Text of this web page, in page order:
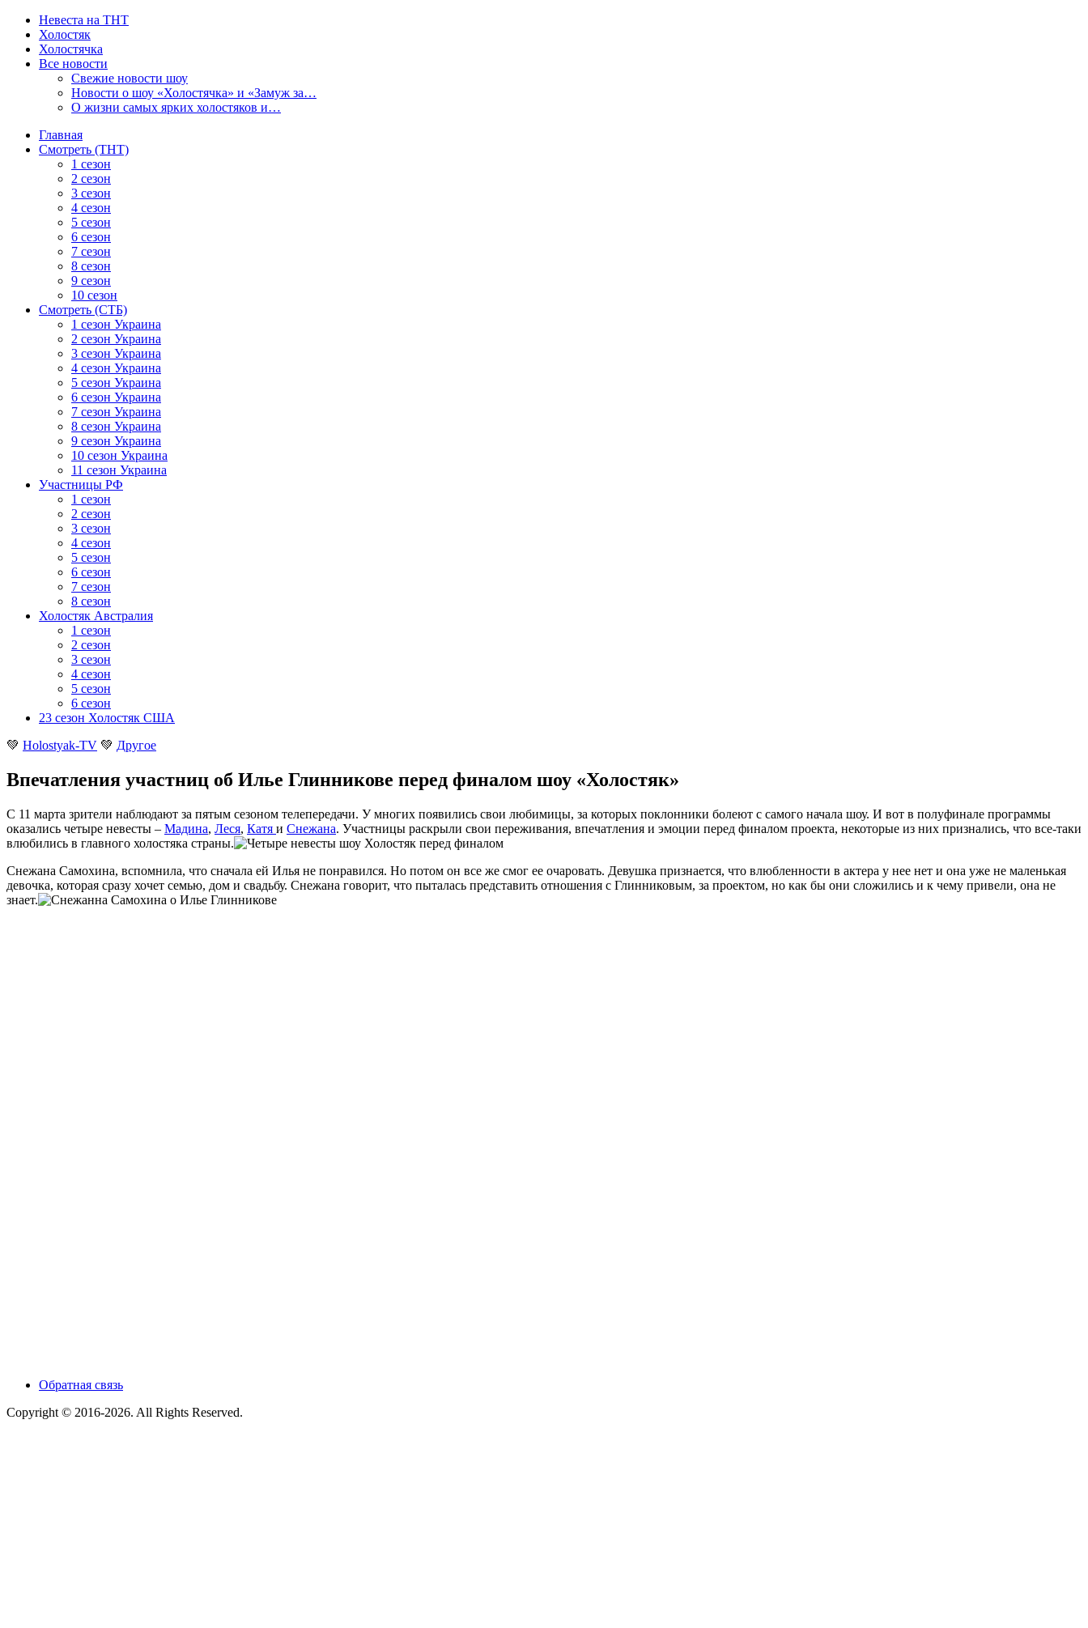
Невеста на ТНТ
Холостяк
Холостячка
Все новости
Свежие новости шоу
Новости о шоу «Холостячка» и «Замуж за…
О жизни самых ярких холостяков и…
Главная
Смотреть (ТНТ)
1 сезон
2 сезон
3 сезон
4 сезон
5 сезон
6 сезон
7 сезон
8 сезон
9 сезон
10 сезон
Смотреть (СТБ)
1 сезон Украина
2 сезон Украина
3 сезон Украина
4 сезон Украина
5 сезон Украина
6 сезон Украина
7 сезон Украина
8 сезон Украина
9 сезон Украина
10 сезон Украина
11 сезон Украина
Участницы РФ
1 сезон
2 сезон
3 сезон
4 сезон
5 сезон
6 сезон
7 сезон
8 сезон
Холостяк Австралия
1 сезон
2 сезон
3 сезон
4 сезон
5 сезон
6 сезон
23 сезон Холостяк США
💚 Holostyak-TV 💚 Другое
Впечатления участниц об Илье Глинникове перед финалом шоу «Холостяк»
С 11 марта зрители наблюдают за пятым сезоном телепередачи. У многих появились свои любимицы, за которых поклонники болеют с самого начала шоу. И вот в полуфинале программы
оказались четыре невесты – Мадина, Леся, Катя и Снежана. Участницы раскрыли свои переживания, впечатления и эмоции перед финалом проекта, некоторые из них признались, что все-таки
влюбились в главного холостяка страны.
Снежана Самохина, вспомнила, что сначала ей Илья не понравился. Но потом он все же смог ее очаровать. Девушка признается, что влюбленности в актера у нее нет и она уже не маленькая
девочка, которая сразу хочет семью, дом и свадьбу. Снежана говорит, что пыталась представить отношения с Глинниковым, за проектом, но как бы они сложились и к чему привели, она не
знает.
Обратная связь
Copyright © 2016-2026. All Rights Reserved.